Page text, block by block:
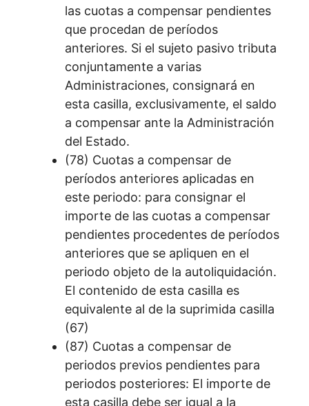
las cuotas a compensar pendientes
que procedan de períodos
anteriores. Si el sujeto pasivo tributa
conjuntamente a varias
Administraciones, consignará en
esta casilla, exclusivamente, el saldo
a compensar ante la Administración
del Estado.
(78) Cuotas a compensar de
períodos anteriores aplicadas en
este periodo: para consignar el
importe de las cuotas a compensar
pendientes procedentes de períodos
anteriores que se apliquen en el
periodo objeto de la autoliquidación.
El contenido de esta casilla es
equivalente al de la suprimida casilla
(67)
(87) Cuotas a compensar de
periodos previos pendientes para
periodos posteriores: El importe de
esta casilla debe ser igual a la